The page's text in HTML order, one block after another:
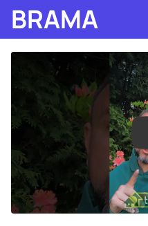
BRAMA